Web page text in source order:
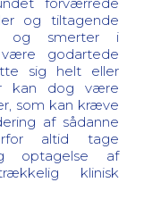
og tiltagende
og smerter i
godartede
sig helt eller
kan dog være
som kan kræve
af sådanne
altid tage
optagelse af
klinisk